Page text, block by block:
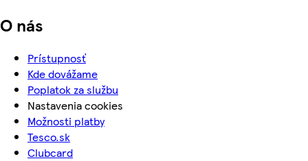
O nás
Prístupnosť
Kde dovážame
Poplatok za službu
Nastavenia cookies
Možnosti platby
Tesco.sk
Clubcard